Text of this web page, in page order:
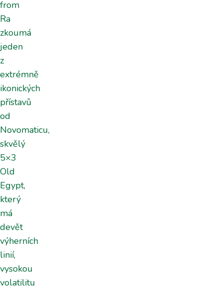
from
Ra
zkoumá
jeden
z
extrémně
ikonických
přístavů
od
Novomaticu,
skvělý
5×3
Old
Egypt,
který
má
devět
výherních
linií,
vysokou
volatilitu